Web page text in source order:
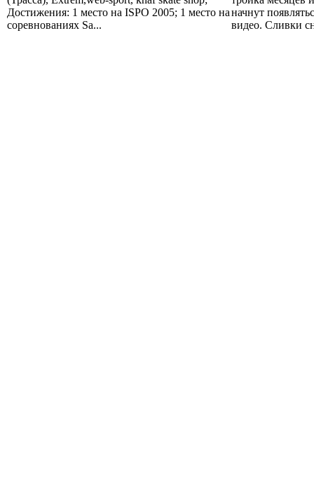
Достижения: 1 место на ISPO 2005; 1 место на
соревнованиях Sa...
начнут
видео. Сливки